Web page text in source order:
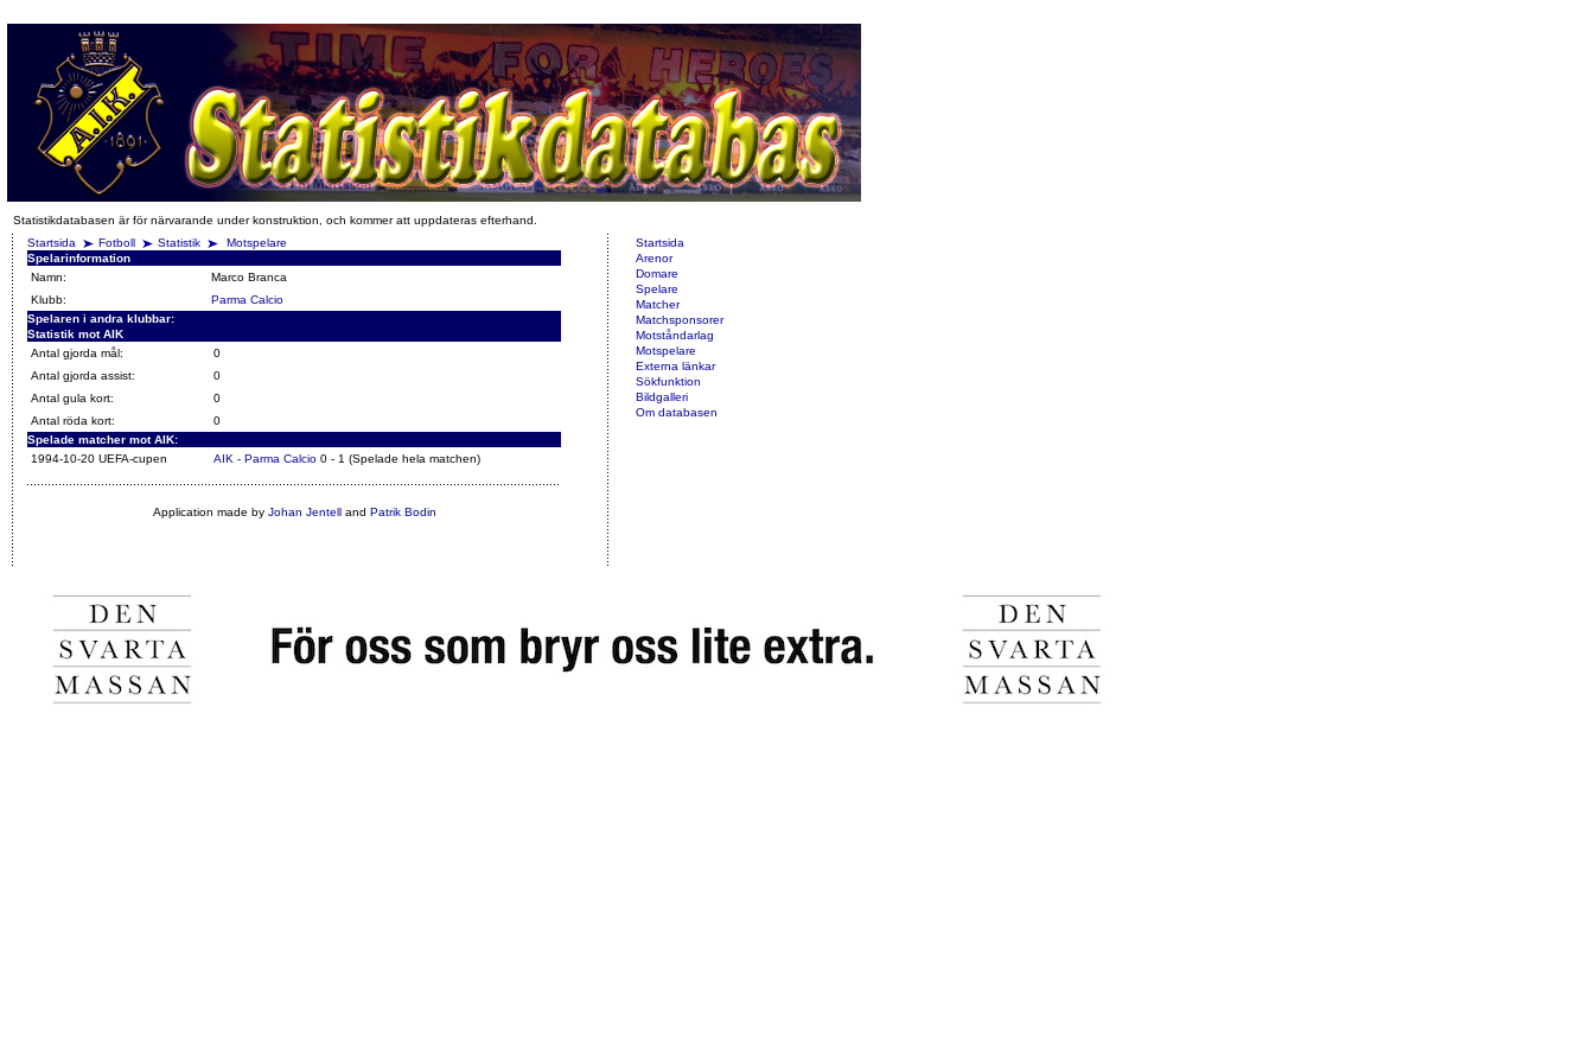
Statistikdatabasen är för närvarande under konstruktion, och kommer att uppdateras efterhand.
Startsida
Fotboll Statistik
Motspelare
Spelarinformation
Namn:
Marco Branca
Klubb:
Parma Calcio
Spelaren i andra klubbar:
Statistik mot AIK
Antal gjorda mål:
0
Antal gjorda assist:
0
Antal gula kort:
0
Antal röda kort:
0
Spelade matcher mot AIK:
1994-10-20 UEFA-cupen
AIK - Parma Calcio 0 - 1 (Spelade hela matchen)
Application made by Johan Jentelland Patrik Bodin
Startsida
Arenor
Domare
Spelare
Matcher
Matchsponsorer
Motståndarlag
Motspelare
Externa länkar
Sökfunktion
Bildgalleri
Om databasen